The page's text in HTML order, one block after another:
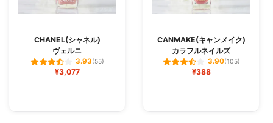
CHANEL(シャネル)
ヴェルニ
3.93(55)
¥3,077
CANMAKE(キャンメイク)
カラフルネイルズ
3.90(105)
¥388